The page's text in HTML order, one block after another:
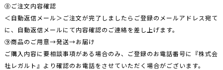
⑧ご注文内容確認
＜自動返信メール＞ご注文が完了しましたらご登録のメールアドレス宛て
に、自動返信メールにて内容確認のご連絡を差し上げます。
⑨商品のご用意→発送→お届け
ご購入内容に要相談事項がある場合のみ、ご登録のお電話番号に『株式会
社レガルト』より確認のお電話をさせていただく場合がございます。